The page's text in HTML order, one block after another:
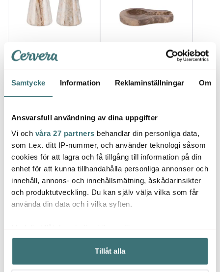
Samtycke Information Reklaminställningar Om
Ansvarsfull användning av dina uppgifter
Vi och våra 27 partners behandlar din personliga data,
som t.ex. ditt IP-nummer, och använder teknologi såsom
cookies för att lagra och få tillgång till information på din
enhet för att kunna tillhandahålla personliga annonser och
innehåll, annons- och innehållsmätning, åskådarinsikter
och produktutveckling. Du kan själv välja vilka som får
använda din data och i vilka syften.
Samla in information om din geografiska plats som
kan ha en noggrannhet på upp till flera meter
Identifiera din enhet genom att aktivt skanna den för
Tillåt alla
Maku Kitchen Life
Salt- & pepparset
219 kr
Maku Kitchen Life
Slevhållare marmor 10
279 kr
cm
159
Låt dig inspireras av våra kunder
Fruktskålar